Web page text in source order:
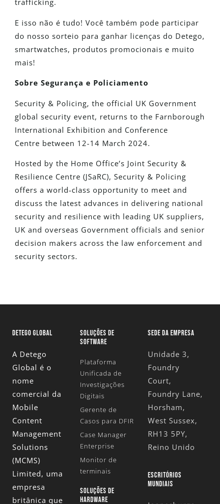
trafficking.
E isso não é tudo! Você também pode participar
do nosso sorteio para ganhar licenças do Detego,
smartwatches, produtos promocionais e muito
mais!
Sobre Segurança e Policiamento
Security & Policing, the official UK Government
global security event, returns to the Farnborough
International Exhibition and Conference
Centre between 12-14 March 2024.
Hosted by the Home Office’s Joint Security &
Resilience Centre (JSaRC), Security & Policing
offers a world‐class opportunity to meet and
discuss the latest advances in delivering national
security and resilience with leading UK suppliers,
UK and overseas Government officials and senior
decision makers across the law enforcement and
security sectors.
DETEGO GLOBAL
A Detego
Global é o
nome
comercial da
Mobile
Content
Management
Solutions
(MCMS)
Limited, uma
empresa
britânica que
SOLUÇÕES DE
SOFTWARE
Plataforma
Unificada de
Investigações
Digitais
Gerente de
Casos para DFIR
Case Manager
Enterprise
Monitor de
terminais
SOLUÇÕES DE
HARDWARE
SEDE DA EMPRESA
Unidade 3,
Foundry
Court,
Foundry Lane,
Horsham,
West Sussex,
RH13 5PY,
Reino Unido
ESCRITÓRIOS
MUNDIAIS